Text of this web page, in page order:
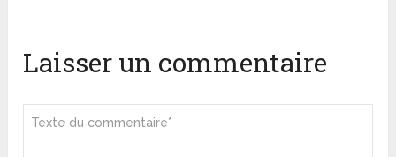
Laisser un commentaire